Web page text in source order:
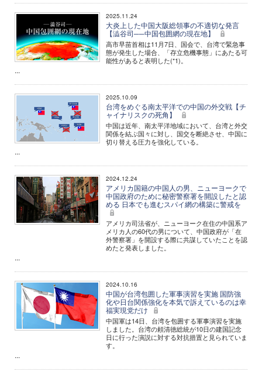
2025.11.24
大炎上した中国大阪総領事の不適切な発言
【澁谷司──中国包囲網の現在地】
高市早苗首相は11月7日、国会で、台湾で緊急事
態が発生した場合、「存立危機事態」にあたる可
能性があると表明した(*1)。
...
2025.10.09
台湾をめぐる南太平洋での中国の外交戦【チ
ャイナリスクの死角】
中国は近年、南太平洋地域において、台湾と外交
関係を結ぶ国々に対し、国交を断絶させ、中国に
切り替える圧力を強化している。
...
2024.12.24
アメリカ国籍の中国人の男、ニューヨークで
中国政府のために秘密警察署を開設したと認
める 日本でも進むスパイ網の構築に警戒を
アメリカ司法省が、ニューヨーク在住の中国系ア
メリカ人の60代の男について、中国政府が「在
外警察署」を開設する際に共謀していたことを認
めたと発表しました。
...
2024.10.16
中国が台湾包囲した軍事演習を実施 国防強
化や日台関係強化を本気で訴えているのは幸
福実現党だけ
中国軍は14日、台湾を包囲する軍事演習を実施
しました。台湾の頼清徳総統が10日の建国記念
日に行った演説に対する対抗措置と見られていま
す。
...